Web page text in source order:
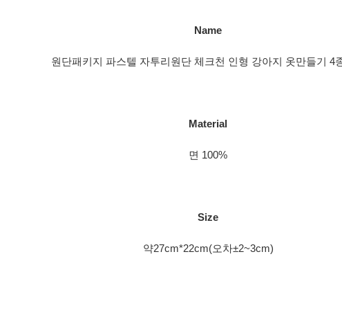
Name
원단패키지 파스텔 자투리원단 체크천 인형 강아지 옷만들기 4
Material
면 100%
Size
약27cm*22cm(오차±2~3cm)